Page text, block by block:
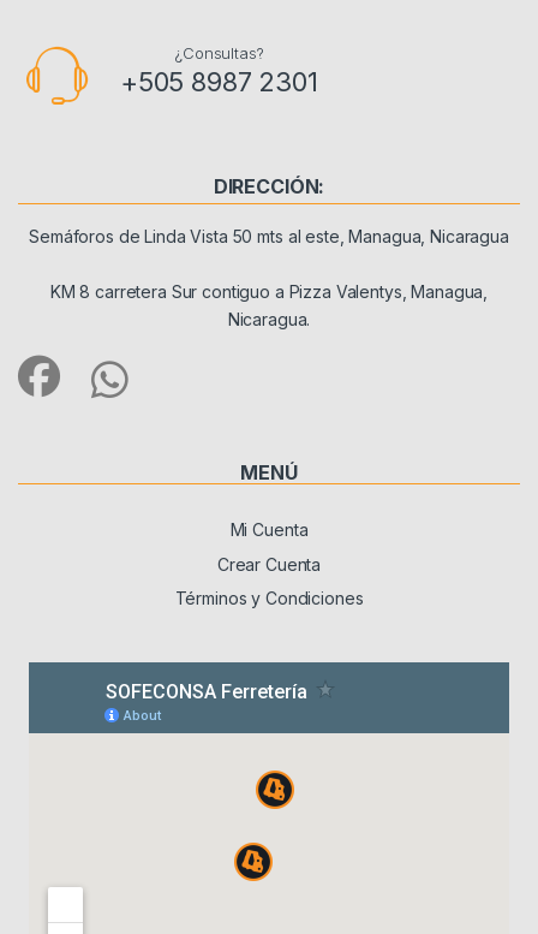
¿Consultas?
+505 8987 2301
DIRECCIÓN:
Semáforos de Linda Vista 50 mts al este, Managua, Nicaragua
KM 8 carretera Sur contiguo a Pizza Valentys, Managua,
Nicaragua.
MENÚ
Mi Cuenta
Crear Cuenta
Términos y Condiciones